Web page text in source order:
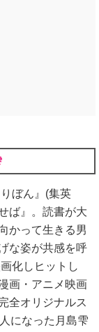
ぼん』(集英
ば』。読書が大
かって生きる男
な姿が共感を呼
化しヒットし
画・アニメ映画
全オリジナルス
になった月島雫